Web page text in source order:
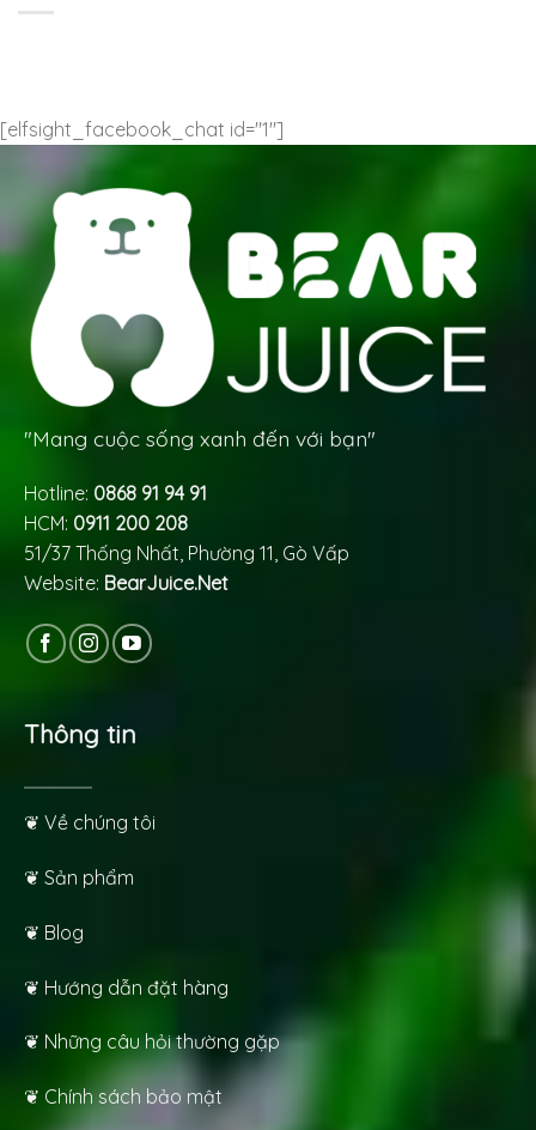
[elfsight_facebook_chat id="1"]
"Mang cuộc sống xanh đến với bạn"
Hotline: 0868 91 94 91
HCM: 0911 200 208
51/37 Thống Nhất, Phường 11, Gò Vấp
Website: BearJuice.Net
Thông tin
❦ Về chúng tôi
❦ Sản phẩm
❦ Blog
❦ Hướng dẫn đặt hàng
❦ Những câu hỏi thường gặp
❦ Chính sách bảo mật